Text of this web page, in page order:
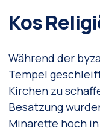
Kos
Während der
Tempel
Kirchen zu
Besatzung
Minarette hoch